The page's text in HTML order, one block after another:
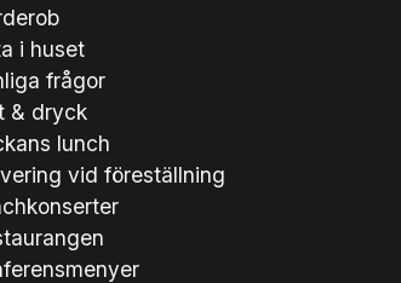
i huset
frågor
& dryck
lunch
vid föreställning